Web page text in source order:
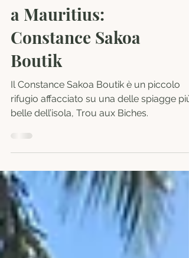
Una Casa sul Mare
a Mauritius:
Constance Sakoa
Boutik
Il Constance Sakoa Boutik è un piccolo
belle dell’isola, Trou aux Biches.